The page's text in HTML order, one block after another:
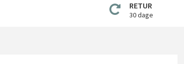
RETUR
30 dage